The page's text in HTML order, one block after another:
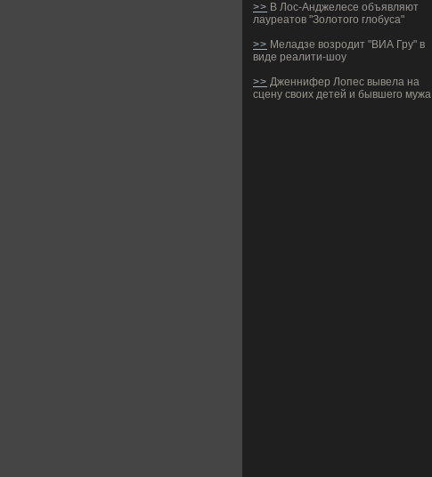
>> В Лос-Анджелесе объявляют
лауреатов "Золотого глобуса"
>> Меладзе возродит "ВИА Гру" в
виде реалити-шоу
>> Дженнифер Лопес вывела на
сцену своих детей и бывшего мужа